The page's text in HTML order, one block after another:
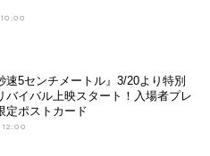
速5センチメートル』3/20より特別
バイバル上映スタート！入場者プレ
定ポストカード